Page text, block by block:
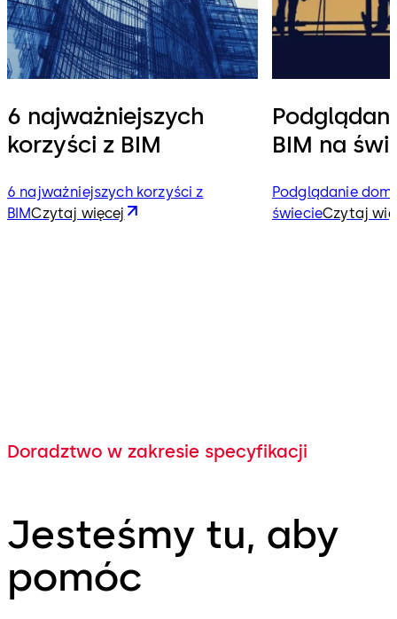
6 najważniejszych
korzyści z BIM
6 najważniejszych korzyści z
BIMCzytaj więcej
BIM na
Podglądanie
świecieCzytaj
Doradztwo w zakresie specyfikacji
Jesteśmy tu, aby
pomóc